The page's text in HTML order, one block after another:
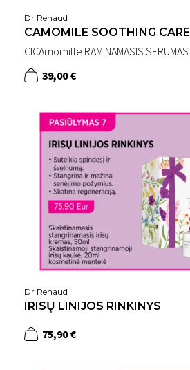
Dr Renaud
CAMOMILE SOOTHING CARE
CICAmomille RAMINAMASIS SERUMAS
39,00 €
Dr Renaud
IRISŲ LINIJOS RINKINYS
75,90 €